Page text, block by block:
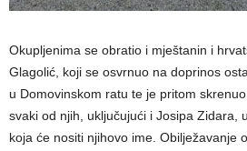
Okupljenima se obratio i mještanin i
Glagolić, koji se osvrnuo na doprinos
u Domovinskom ratu te je pritom
svaki od njih, uključujući i Josipa Zidara,
koja će nositi njihovo ime. Obilježavanje